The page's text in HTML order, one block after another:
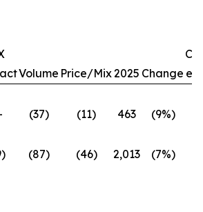
Volume Price/Mix2025 Change
(37) (11) 463 (9%)
(87) (46) 2,013 (7%)